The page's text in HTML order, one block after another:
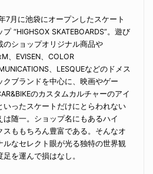
7月に池袋にオープンしたスケート
プ “HIGHSOX SKATEBOARDS”。遊び
のショップオリジナル商品や
、EVISEN、COLOR
、LESQUEなどのドメス
クブランドを中心に、映画やゲー
のカスタムカルチャーのアイ
いったスケートだけにとらわれない
は随一。ショップ名にもあるハイ
スももちろん豊富である。そんなオ
ルなセレクト眼が光る独特の世界観
足を運んで損はなし。